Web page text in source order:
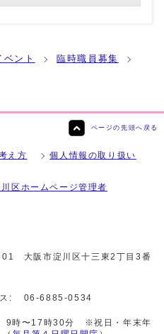
ント
臨時職員募集
ページの先頭へ戻る
え方 個人情報の取り扱い
川区ホームページ管理者
大阪市淀川区十三東2丁目3番
: 06-6885-0534
9時〜17時30分 ※祝日・年末年